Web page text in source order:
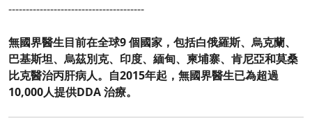
---------------------------------------
無國界醫生目前在全球9 個國家，包括白俄羅斯、烏克蘭、
巴基斯坦、烏茲別克、印度、緬甸、柬埔寨、肯尼亞和莫桑
比克醫治丙肝病人。自2015年起，無國界醫生已為超過
10,000人提供DDA 治療。